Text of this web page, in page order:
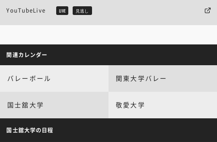
YouTubeLive LIVE 見逃し
関連カレンダー
バレーボール 関東大学バレー
国士舘大学 敬愛大学
国士舘大学の日程